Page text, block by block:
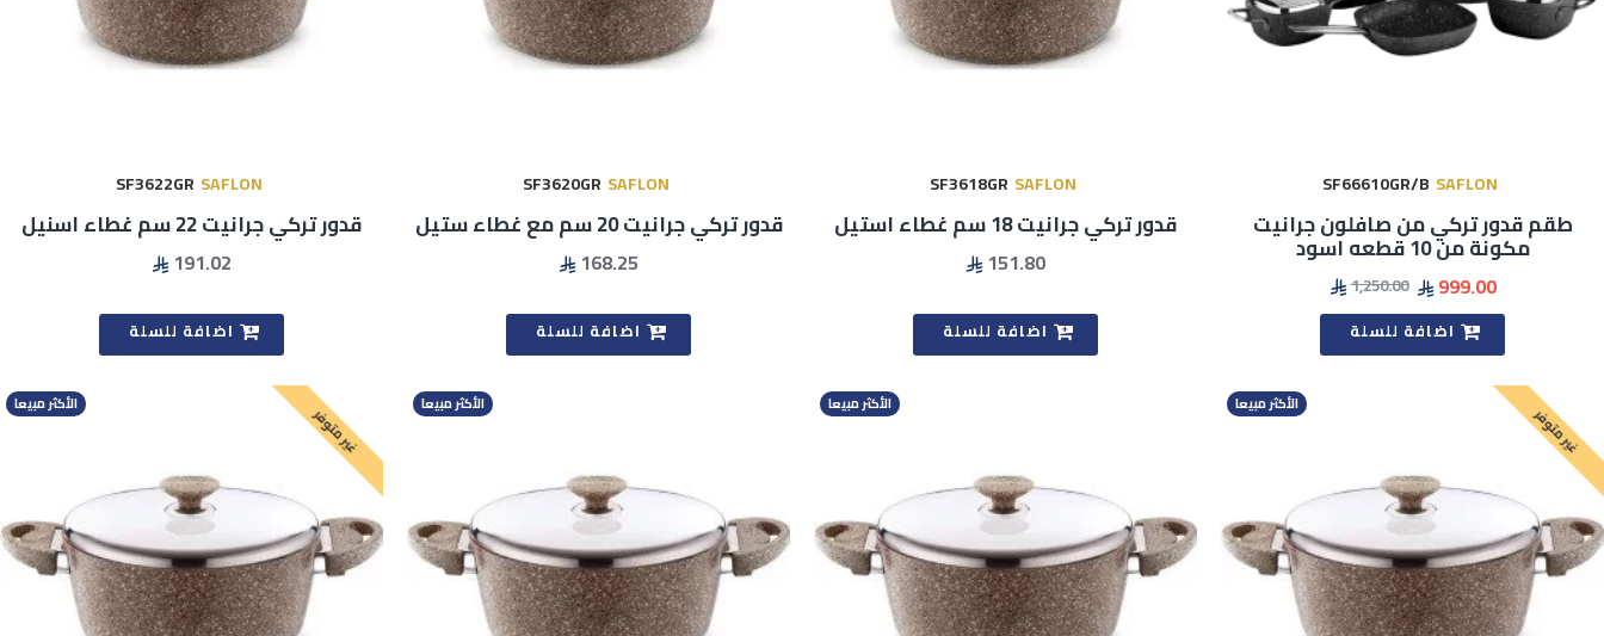
SAFLON
SF66610GR/B
طقم قدور تركي من صافلون جرانيت
مكونة من 10 قطعه اسود
999.00
1,250.00
اضافة للسلة
SAFLON
SF3618GR
قدور تركي جرانيت 18 سم غطاء استيل
151.80
اضافة للسلة
SAFLON
SF3620GR
قدور تركي جرانيت 20 سم مع غطاء ستيل
168.25
اضافة للسلة
SAFLON
SF3622GR
قدور تركي جرانيت 22 سم غطاء اسنيل
191.02
اضافة للسلة
الأكثر مبيعا غير متوفر الأكثر مبيعا الأكثر مبيعا الأكثر مبيعا غير متوفر